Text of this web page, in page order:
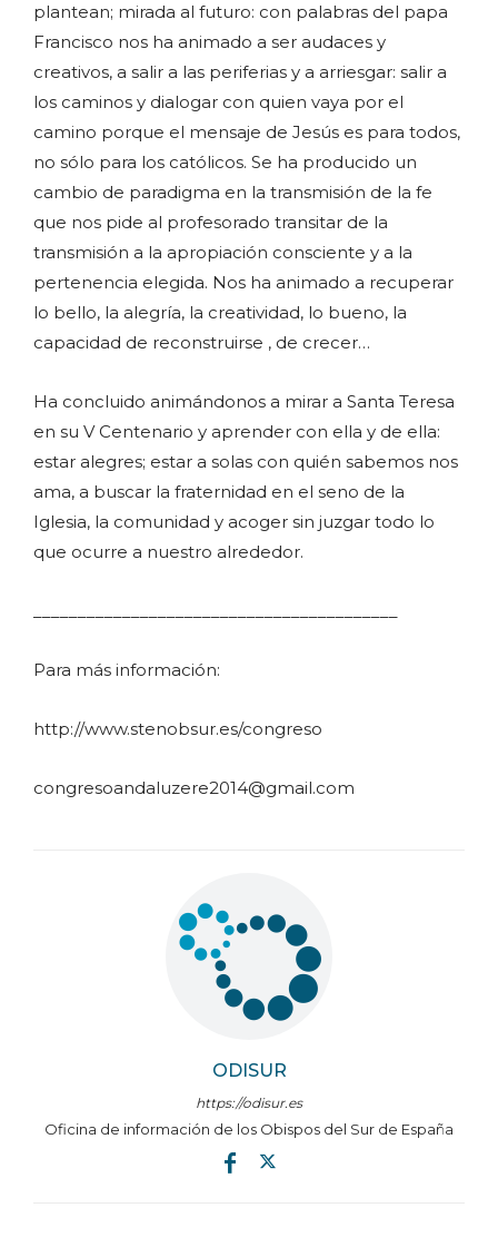
ODISUR
https://odisur.es
Oficina de información de los Obispos del Sur de España
plantean; mirada al futuro: con palabras del papa
Francisco nos ha animado a ser audaces y
creativos, a salir a las periferias y a arriesgar: salir a
los caminos y dialogar con quien vaya por el
camino porque el mensaje de Jesús es para todos,
no sólo para los católicos. Se ha producido un
cambio de paradigma en la transmisión de la fe
que nos pide al profesorado transitar de la
transmisión a la apropiación consciente y a la
pertenencia elegida. Nos ha animado a recuperar
lo bello, la alegría, la creatividad, lo bueno, la
capacidad de reconstruirse , de crecer…
Ha concluido animándonos a mirar a Santa Teresa
en su V Centenario y aprender con ella y de ella:
estar alegres; estar a solas con quién sabemos nos
ama, a buscar la fraternidad en el seno de la
Iglesia, la comunidad y acoger sin juzgar todo lo
que ocurre a nuestro alrededor.
Para más información:
http://www.stenobsur.es/congreso
congresoandaluzere2014@gmail.com